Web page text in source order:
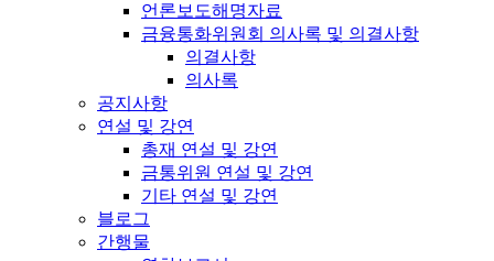
언론보도해명자료
금융통화위원회 의사록 및 의결사항
의결사항
의사록
공지사항
연설 및 강연
총재 연설 및 강연
금통위원 연설 및 강연
기타 연설 및 강연
블로그
간행물